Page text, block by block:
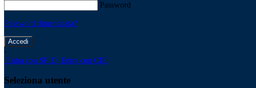
Password
Password dimenticata?
-
Entra con SPID Entra con CIE
Seleziona utente